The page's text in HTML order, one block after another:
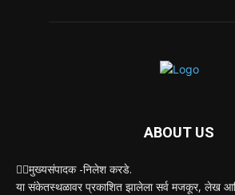
ABOUT US
✍🏻मुख्यसंपादक -निलेश करडे.
या संकेतस्थळावर प्रकाशित झालेला सर्व मजकूर, लेख